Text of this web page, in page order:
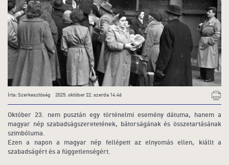
Írta: Szerkesztőség 2025. október 22. szerda 14:46
Október 23. nem pusztán egy történelmi esemény dátuma, hanem a
magyar nép szabadságszeretetének, bátorságának és összetartásának
szimbóluma.
Ezen a napon a magyar nép fellépett az elnyomás ellen, kiállt a
szabadságért és a függetlenségért.